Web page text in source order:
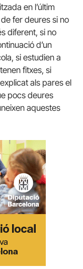
en l’últim
fer deures si no
diferent, si no
d’un
si estudien a
fitxes, si
als pares el
pocs deures
aquestes